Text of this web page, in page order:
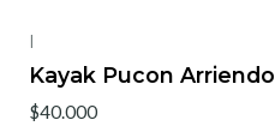
|
Kayak Pucon Arriendo
$40.000